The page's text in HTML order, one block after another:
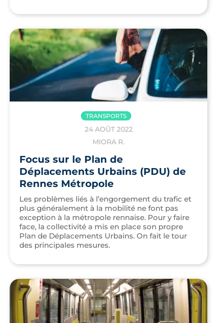
TRANSPORTS
24 AOÛT 2022
MIORA R.
Focus sur le Plan de
Déplacements Urbains (PDU) de
Rennes Métropole
Les problèmes liés à l’engorgement du trafic et
plus généralement à la mobilité ne font pas
exception à la métropole rennaise. Pour y faire
face, la collectivité a mis en place son propre
Plan de Déplacements Urbains. On fait le tour
des principales mesures.